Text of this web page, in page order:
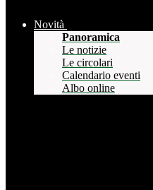
Novità
Panoramica
Le notizie
Le circolari
Calendario eventi
Albo online